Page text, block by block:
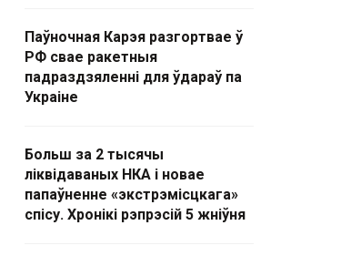
Паўночная Карэя разгортвае ў
РФ свае ракетныя
падраздзяленні для ўдараў па
Украіне
Больш за 2 тысячы
ліквідаваных НКА і новае
папаўненне «экстрэмісцкага»
спісу. Хронікі рэпрэсій 5 жніўня